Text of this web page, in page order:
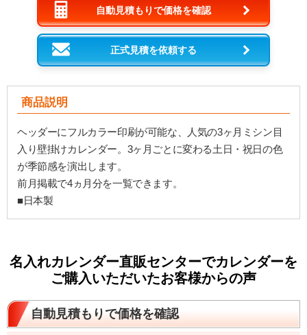
自動見積もりで価格を確認
正式見積を依頼する
商品説明
ヘッダーにフルカラー印刷が可能な、人気の3ヶ月ミシン目
入り壁掛けカレンダー。3ヶ月ごとに変わる土日・祝日の色
が季節感を演出します。
前月掲載で4ヵ月分を一覧できます。
■日本製
名入れカレンダー直販センターでカレンダーを
ご購入いただいたお客様からの声
自動見積もりで価格を確認